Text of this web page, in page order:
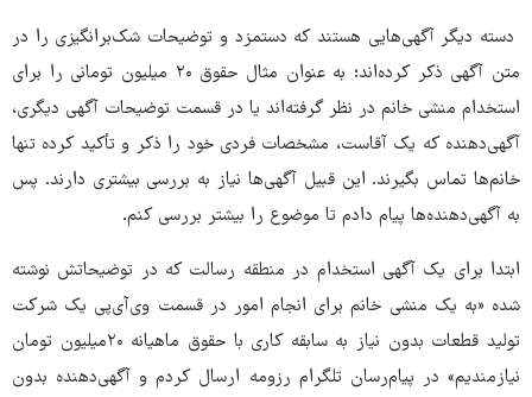
دسته دیگر آگهی‌هایی هستند که دستمزد و توضیحات شک‌برانگیزی را در
متن آگهی ذکر کرده‌اند؛ به عنوان مثال حقوق ۲۰ میلیون تومانی را برای
استخدام منشی خانم در نظر گرفته‌اند یا در قسمت توضیحات آگهی دیگری،
آگهی‌دهنده که یک آقاست، مشخصات فردی خود را ذکر و تأکید کرده تنها
خانم‌ها تماس بگیرند. این قبیل آگهی‌ها نیاز به بررسی بیشتری دارند. پس
به آگهی‌دهنده‌ها پیام دادم تا موضوع را بیشتر بررسی کنم.
ابتدا برای یک آگهی استخدام در منطقه رسالت که در توضیحاتش نوشته
شده «به یک منشی خانم برای انجام امور در قسمت وی‌آی‌پی یک شرکت
تولید قطعات بدون نیاز به سابقه کاری با حقوق ماهیانه ۲۰میلیون تومان
نیازمندیم» در پیام‌رسان تلگرام رزومه ارسال کردم و آگهی‌دهنده بدون